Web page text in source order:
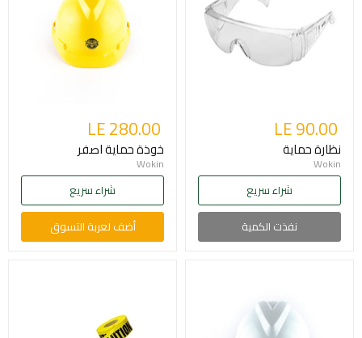
LE 90.00
نظارة حماية
Wokin
شراء سريع
نفذت الكمية
LE 280.00
خوذة حماية اصفر
Wokin
شراء سريع
أضف لعربة التسوق